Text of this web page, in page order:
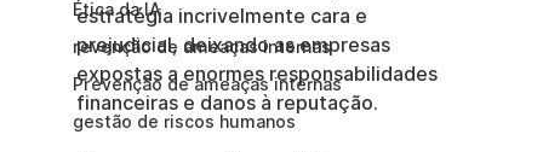
Ética da IA
revenção de ameaças internas
Prevenção de ameaças internas
gestão de riscos humanos
estratégia incrivelmente cara e
prejudicial, deixando as empresas
expostas a enormes responsabilidades
financeiras e danos à reputação.